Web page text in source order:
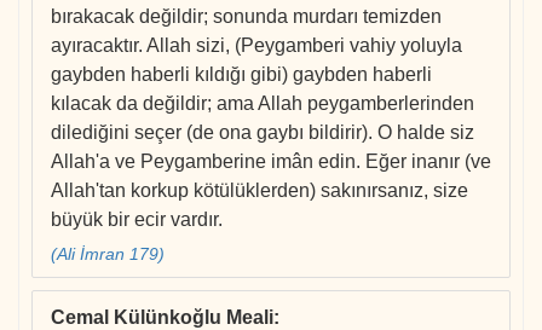
bırakacak değildir; sonunda murdarı temizden
ayıracaktır. Allah sizi, (Peygamberi vahiy yoluyla
gaybden haberli kıldığı gibi) gaybden haberli
kılacak da değildir; ama Allah peygamberlerinden
dilediğini seçer (de ona gaybı bildirir). O halde siz
Allah'a ve Peygamberine imân edin. Eğer inanır (ve
Allah'tan korkup kötülüklerden) sakınırsanız, size
büyük bir ecir vardır.
(Ali İmran 179)
Cemal Külünkoğlu Meali: